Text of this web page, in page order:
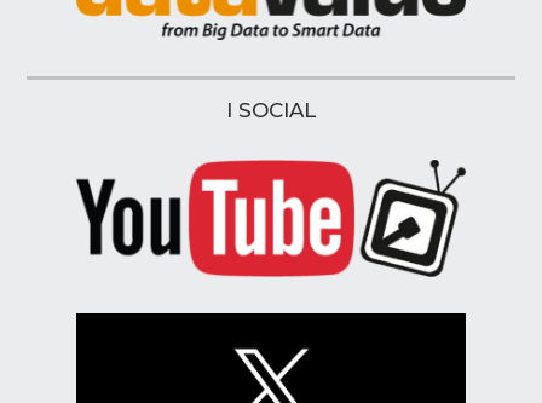
I SOCIAL